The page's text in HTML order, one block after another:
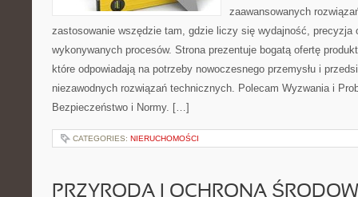
zaawansowanych
zastosowanie wszędzie tam, gdzie liczy się wydajność, precyzja
wykonywanych procesów. Strona prezentuje bogatą ofertę
które odpowiadają na potrzeby nowoczesnego przemysłu i
niezawodnych rozwiązań technicznych. Polecam Wyzwania i
Bezpieczeństwo i Normy. […]
CATEGORIES: NIERUCHOMOŚCI
PRZYRODA I OCHRONA